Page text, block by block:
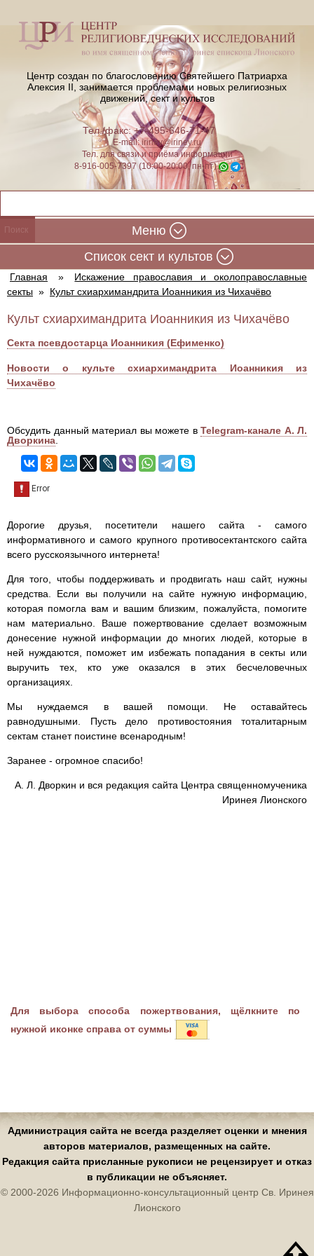
Центр создан по благословению Святейшего Патриарха
Алексия II, занимается проблемами новых религиозных
движений, сект и культов
Тел./факс: +7-495-646-71-47
E-mail:iriney@iriney.ru
Тел. для связи и приёма информации
8-916-005-7397 (10:00-20:00, пн-пт)
Меню
Cписок сект и культов
Главная »
Искажение православия и околоправославные
секты » Культ схиархимандрита Иоанникия из Чихачёво
Культ схиархимандрита Иоанникия из Чихачёво
Секта псевдостарца Иоанникия (Ефименко)
Новости о культе схиархимандрита Иоанникия из
Чихачёво
Обсудить данный материал вы можете в Telegram-канале А. Л.
Дворкина
Дорогие друзья, посетители нашего сайта - самого
информативного и самого крупного противосектантского сайта
всего русскоязычного интернета!
Для того, чтобы поддерживать и продвигать наш сайт, нужны
средства. Если вы получили на сайте нужную информацию,
которая помогла вам и вашим близким, пожалуйста, помогите
нам материально. Ваше пожертвование сделает возможным
донесение нужной информации до многих людей, которые в
ней нуждаются, поможет им избежать попадания в секты или
выручить тех, кто уже оказался в этих бесчеловечных
организациях.
Мы нуждаемся в вашей помощи. Не оставайтесь
равнодушными. Пусть дело противостояния тоталитарным
сектам станет поистине всенародным!
Заранее - огромное спасибо!
А. Л. Дворкин и вся редакция сайта Центра священномученика
Иринея Лионского
Для выбора способа пожертвования, щёлкните по
нужной иконке справа от суммы
Администрация сайта не всегда разделяет оценки и мнения
авторов материалов, размещенных на сайте.
Редакция сайта присланные рукописи не рецензирует и отказ
в публикации не объясняет.
© 2000-2026 Информационно-консультационный центр Св. Иринея
Лионского